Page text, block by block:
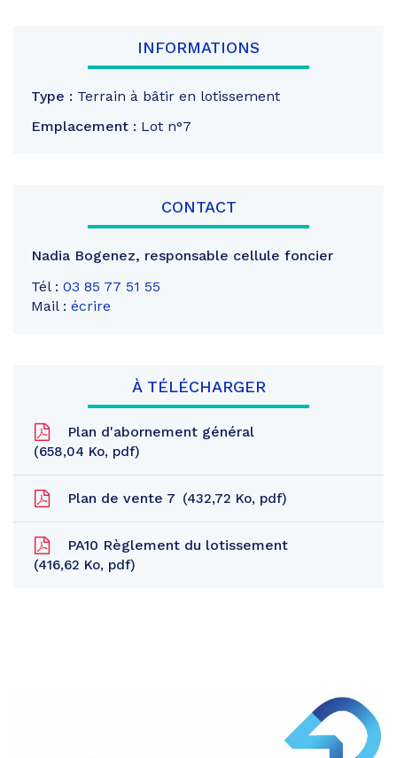
INFORMATIONS
Type : Terrain à bâtir en lotissement
Emplacement : Lot n°7
CONTACT
Nadia Bogenez, responsable cellule foncier
Tél : 03 85 77 51 55
Mail : écrire
À TÉLÉCHARGER
Plan d'abornement général
658,04 Ko, pdf
Plan de vente 7 432,72 Ko, pdf
PA10 Règlement du lotissement
416,62 Ko, pdf